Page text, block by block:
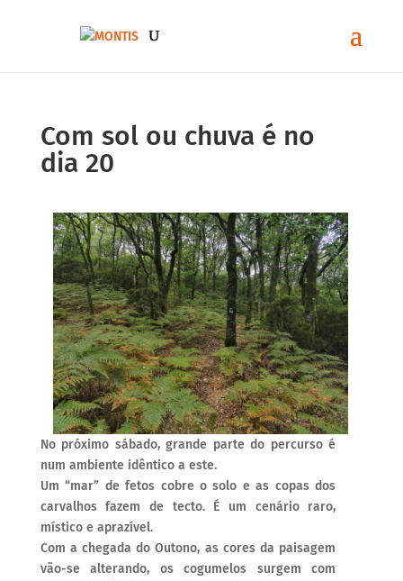
Com sol ou chuva é no
dia 20
No próximo sábado, grande parte do percurso é
num ambiente idêntico a este.
Um “mar” de fetos cobre o solo e as copas dos
carvalhos fazem de tecto. É um cenário raro,
místico e aprazível.
Com a chegada do Outono, as cores da paisagem
vão-se alterando, os cogumelos surgem com